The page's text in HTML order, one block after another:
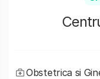
Obstetrica si